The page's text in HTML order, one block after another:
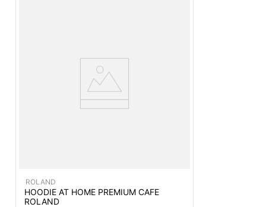
ROLAND
HOODIE AT HOME PREMIUM CAFE
ROLAND